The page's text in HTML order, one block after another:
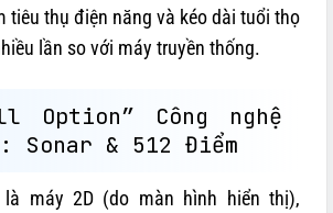
tiêu thụ điện năng và kéo dài tuổi thọ
lần so với máy truyền thống.
Option” Công nghệ
Sonar & 512 Điểm
là máy 2D (do màn hình hiển thị),